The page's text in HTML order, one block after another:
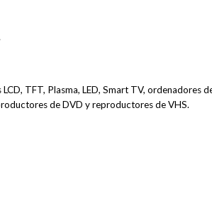
TFT, Plasma, LED, Smart TV, ordenadores
de DVD y reproductores de VHS.